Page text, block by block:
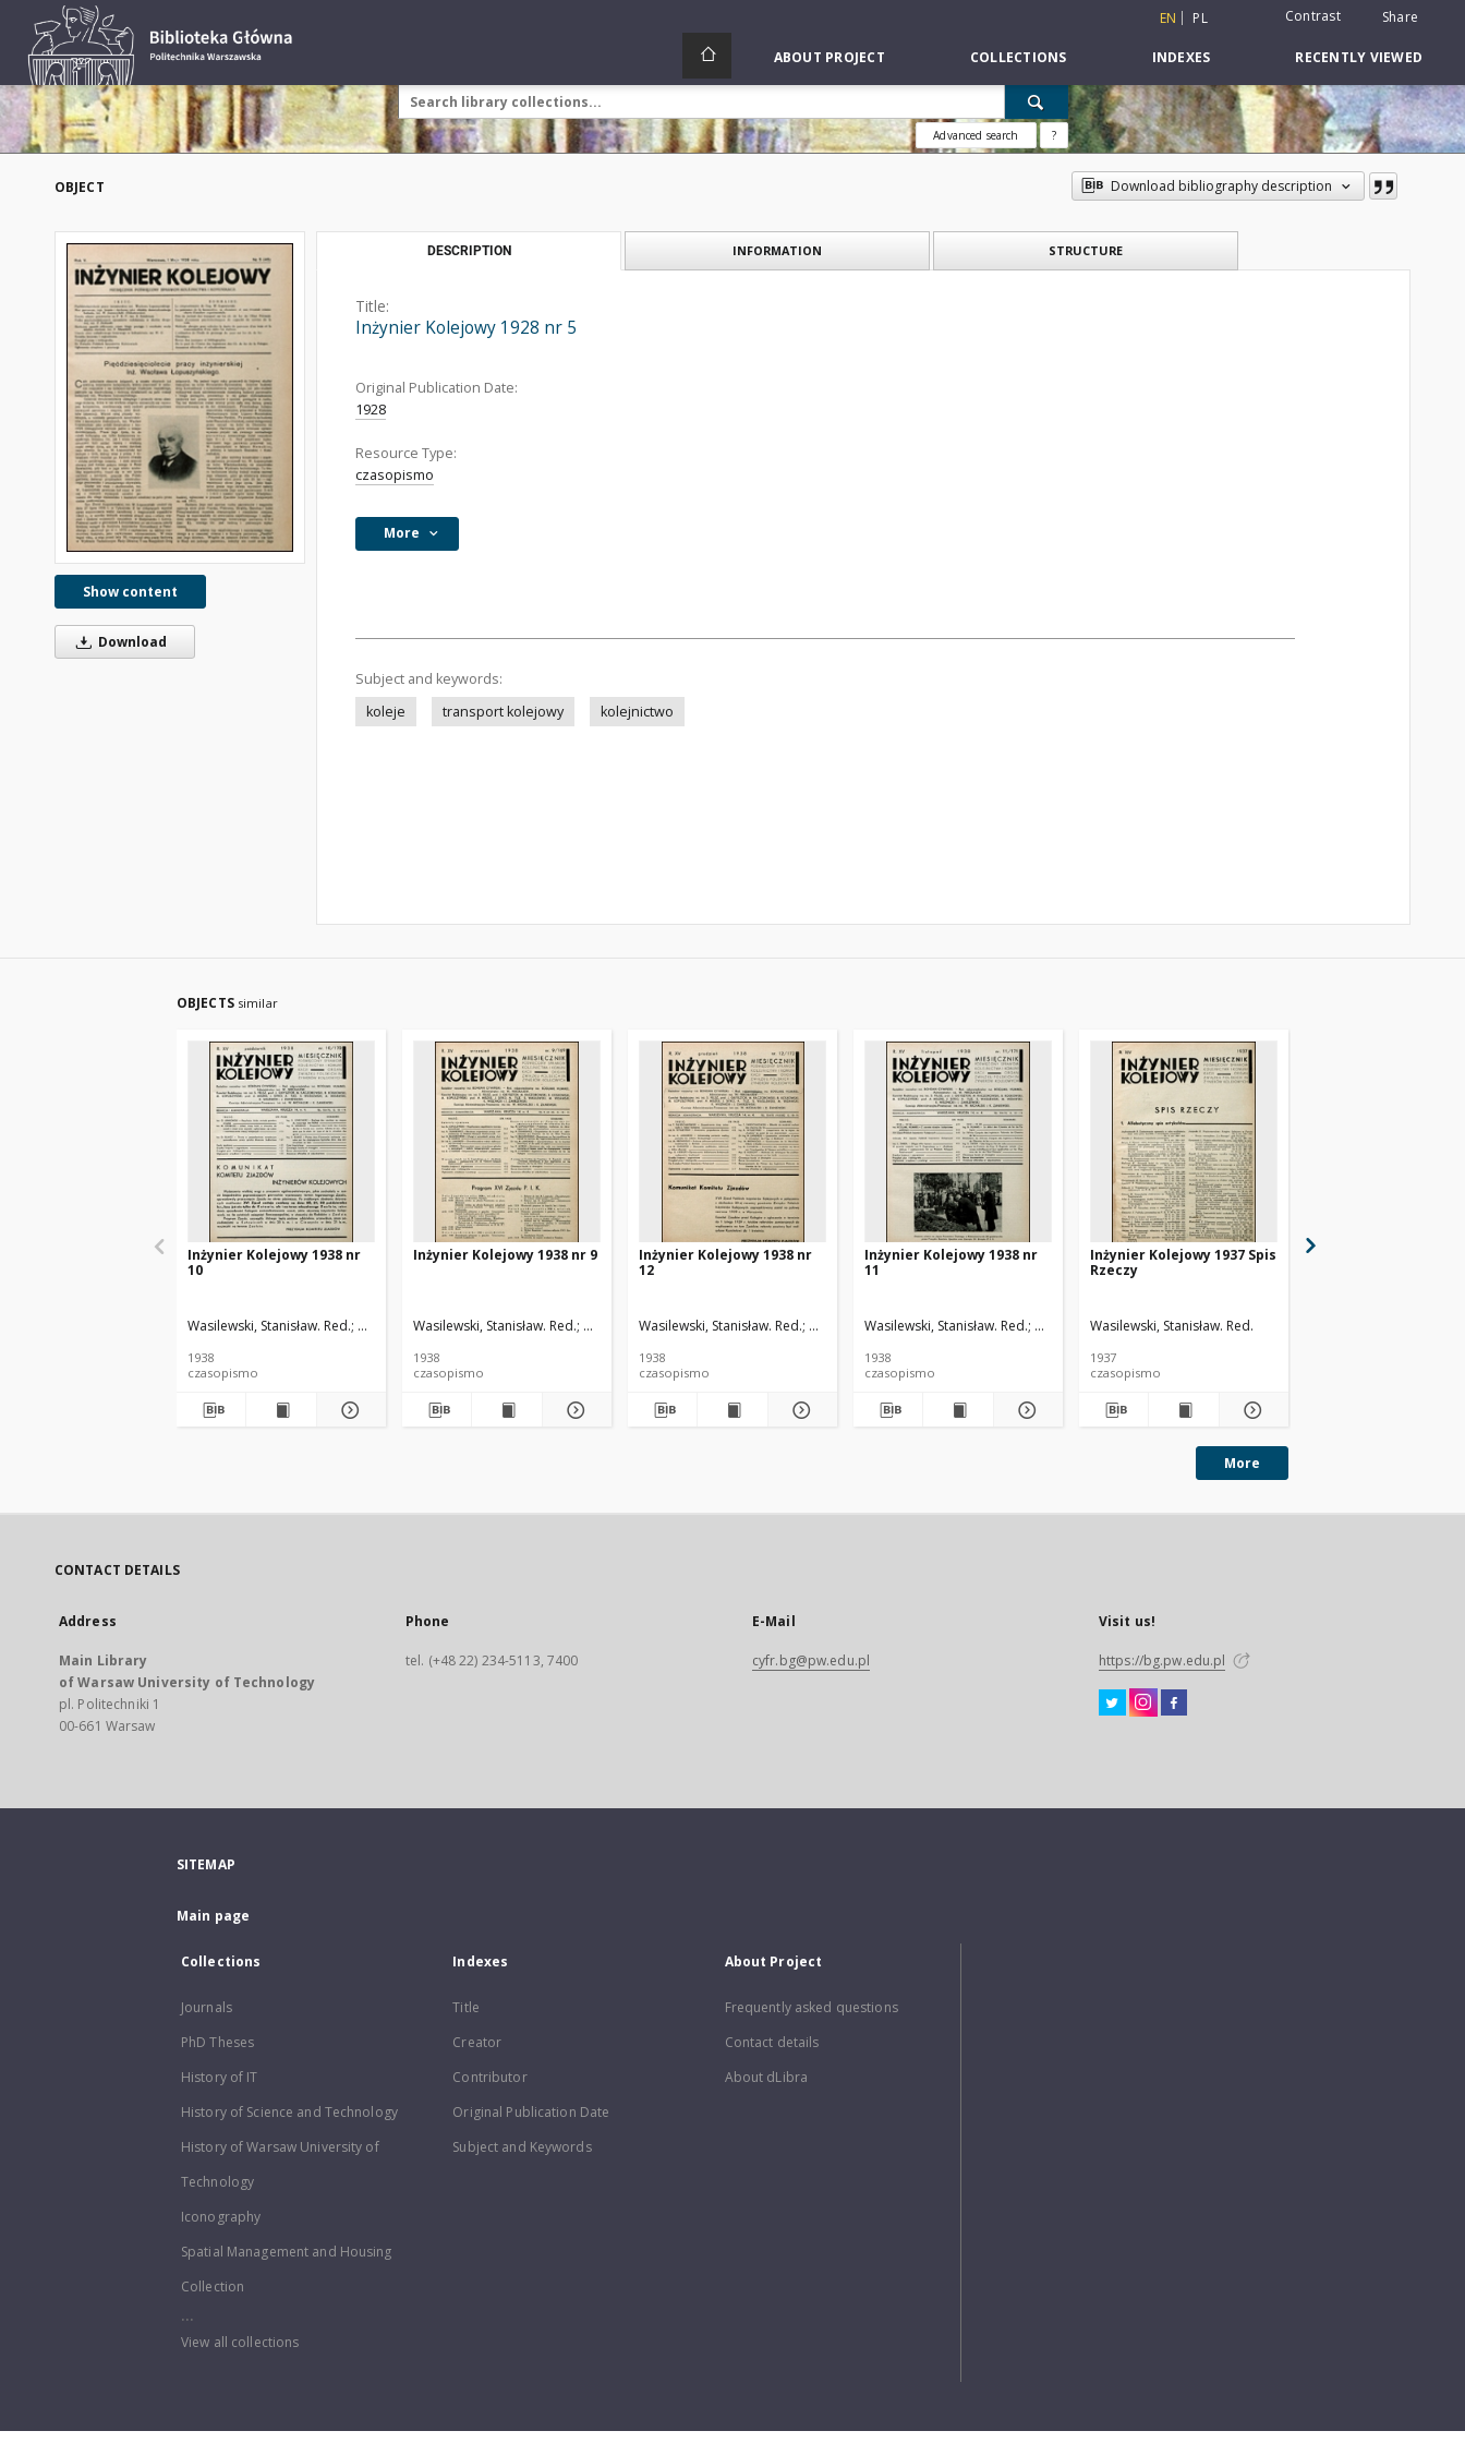
EN PL Contrast Share
ABOUT PROJECT COLLECTIONS INDEXES RECENTLY VIEWED
Advanced search ?
OBJECT Download bibliography description
Show content
Download
DESCRIPTION INFORMATION STRUCTURE
Title:
Inżynier Kolejowy 1928 nr 5
Original Publication Date:
1928
Resource Type:
czasopismo
More
Subject and keywords:
koleje
transport kolejowy kolejnictwo
OBJECTS similar
Inżynier Kolejowy 1938 nr
10
Wasilewski, Stanisław. Red. Cywiński, Bohdan. Red.
1938
czasopismo
Inżynier Kolejowy 1938 nr 9
Wasilewski, Stanisław. Red. Cywiński, Bohdan. Red.
1938
czasopismo
Inżynier Kolejowy 1938 nr
12
Wasilewski, Stanisław. Red. Cywiński, Bohdan. Red.
1938
czasopismo
Inżynier Kolejowy 1938 nr
11
Wasilewski, Stanisław. Red. Cywiński, Bohdan. Red.
1938
czasopismo
Inżynier Kolejowy 1937 Spis
Rzeczy
Wasilewski, Stanisław. Red.
1937
czasopismo
More
CONTACT DETAILS
Address
Main Library
of Warsaw University of Technology
pl. Politechniki 1
00-661 Warsaw
Phone
tel. (+48 22) 234-5113, 7400
E-Mail
cyfr.bg@pw.edu.pl
Visit us!
https://bg.pw.edu.pl
SITEMAP
Main page
Collections
Journals
PhD Theses
History of IT
History of Science and Technology
History of Warsaw University of
Technology
Iconography
Spatial Management and Housing
Collection
...
View all collections
Indexes
Title
Creator
Contributor
Original Publication Date
Subject and Keywords
About Project
Frequently asked questions
Contact details
About dLibra